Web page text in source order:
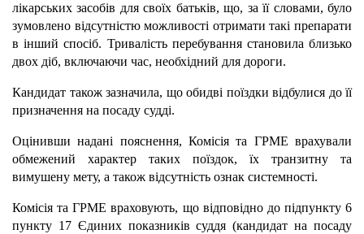
лікарських засобів для своїх батьків, що, за її словами, було
зумовлено відсутністю можливості отримати такі препарати
в інший спосіб. Тривалість перебування становила близько
двох діб, включаючи час, необхідний для дороги.
Кандидат також зазначила, що обидві поїздки відбулися до її
призначення на посаду судді.
Оцінивши надані пояснення, Комісія та ГРМЕ врахували
обмежений характер таких поїздок, їх транзитну та
вимушену мету, а також відсутність ознак системності.
Комісія та ГРМЕ враховують, що відповідно до підпункту 6
пункту 17 Єдиних показників суддя (кандидат на посаду